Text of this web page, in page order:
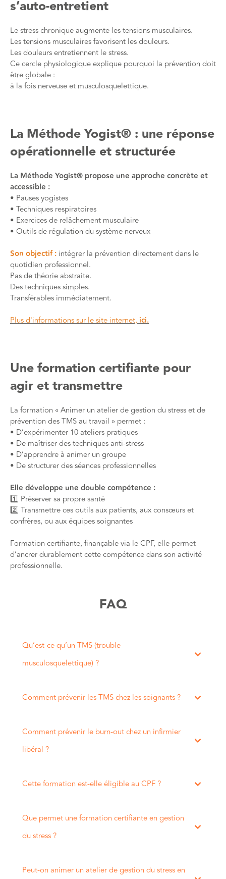
s’auto-entretient
Le stress chronique augmente les tensions musculaires.
Les tensions musculaires favorisent les douleurs.
Les douleurs entretiennent le stress.
Ce cercle physiologique explique pourquoi la prévention doit
être globale :
à la fois nerveuse et musculosquelettique.
La Méthode Yogist® : une réponse
opérationnelle et structurée
La Méthode Yogist® propose une approche concrète et
accessible :
• Pauses yogistes
• Techniques respiratoires
• Exercices de relâchement musculaire
• Outils de régulation du système nerveux
Son objectif : intégrer la prévention directement dans le
quotidien professionnel.
Pas de théorie abstraite.
Des techniques simples.
Transférables immédiatement.
Plus d'informations sur le site internet,ici.
Une formation certifiante pour
agir et transmettre
La formation « Animer un atelier de gestion du stress et de
prévention des TMS au travail » permet :
• D’expérimenter 10 ateliers pratiques
• De maîtriser des techniques anti-stress
• D’apprendre à animer un groupe
• De structurer des séances professionnelles
Elle développe une double compétence :
1️⃣ Préserver sa propre santé
2️⃣ Transmettre ces outils aux patients, aux consœurs et
confrères, ou aux équipes soignantes
Formation certifiante, finançable via le CPF, elle permet
d’ancrer durablement cette compétence dans son activité
professionnelle.
FAQ
Qu’est-ce qu’un TMS (trouble
musculosquelettique) ?
Comment prévenir les TMS chez les soignants ?
Comment prévenir le burn-out chez un infirmier
libéral ?
Cette formation est-elle éligible au CPF ?
Que permet une formation certifiante en gestion
du stress ?
Peut-on animer un atelier de gestion du stress en